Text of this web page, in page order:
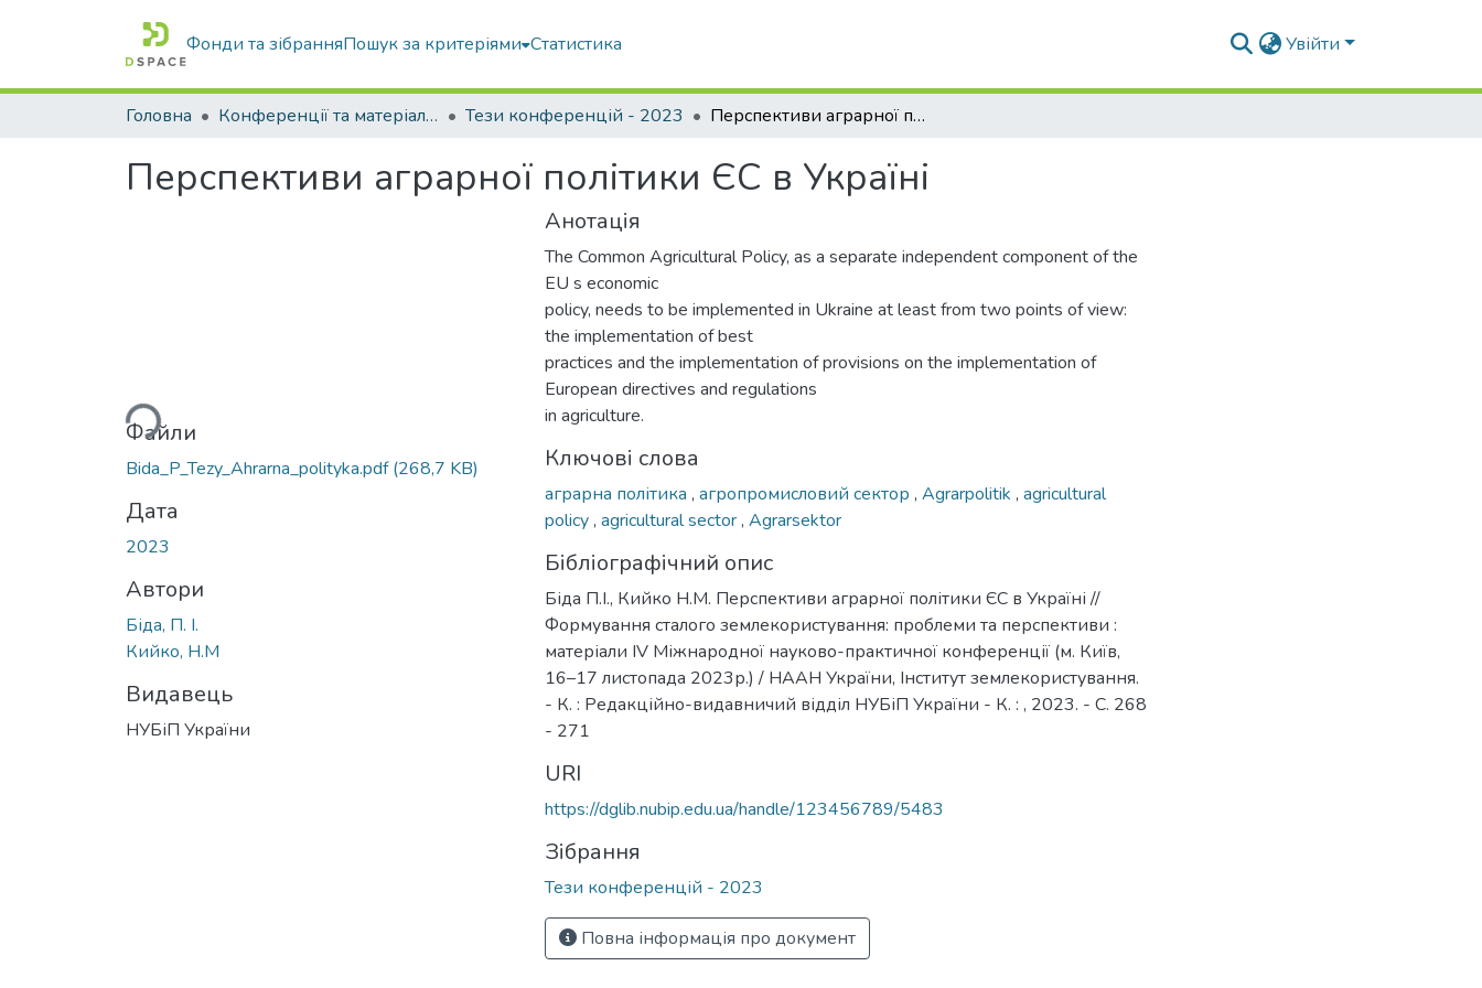
Фонди та зібранняПошук за критеріями Статистика Увійти
Головна Конференції та матеріали конференцій Тези конференцій - 2023 Перспективи аграрної політики ЄС в Україні
Перспективи аграрної політики ЄС в Україні
Вантажиться...
Файли
Bida_P_Tezy_Ahrarna_polityka.pdf(268,7 KB)
Дата
2023
Автори
Біда, П. І.
Кийко, Н.М
Видавець
НУБіП України
Анотація
The Common Agricultural Policy, as a separate independent component of the
EU s economic
policy, needs to be implemented in Ukraine at least from two points of view:
the implementation of best
practices and the implementation of provisions on the implementation of
European directives and regulations
in agriculture.
Ключові слова
аграрна політика , агропромисловий сектор , Agrarpolitik , agricultural
policy, agricultural sector, Agrarsektor
Бібліографічний опис
Біда П.І., Кийко Н.М. Перспективи аграрної політики ЄС в Україні //
Формування сталого землекористування: проблеми та перспективи :
матеріали ІV Міжнародної науково-практичної конференції (м. Київ,
16–17 листопада 2023р.) / НААН України, Інститут землекористування.
- К. : Редакційно-видавничий відділ НУБіП України - К. : , 2023. - С. 268
- 271
URI
https://dglib.nubip.edu.ua/handle/123456789/5483
Зібрання
Тези конференцій - 2023
Повна інформація про документ